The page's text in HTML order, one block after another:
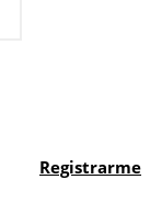
Registrarme